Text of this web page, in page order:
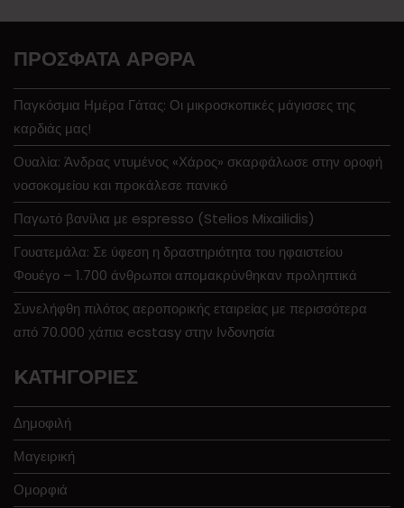
ΠΡΌΣΦΑΤΑ ΆΡΘΡΑ
Παγκόσμια Ημέρα Γάτας: Οι μικροσκοπικές μάγισσες της
καρδιάς μας!
Ουαλία: Άνδρας ντυμένος «Χάρος» σκαρφάλωσε στην οροφή
νοσοκομείου και προκάλεσε πανικό
Παγωτό βανίλια με espresso (Stelios Mixailidis)
Γουατεμάλα: Σε ύφεση η δραστηριότητα του ηφαιστείου
Φουέγο – 1.700 άνθρωποι απομακρύνθηκαν προληπτικά
Συνελήφθη πιλότος αεροπορικής εταιρείας με περισσότερα
από 70.000 χάπια ecstasy στην Ινδονησία
KΑΤΗΓΟΡΊΕΣ
Δημοφιλή
Μαγειρική
Ομορφιά